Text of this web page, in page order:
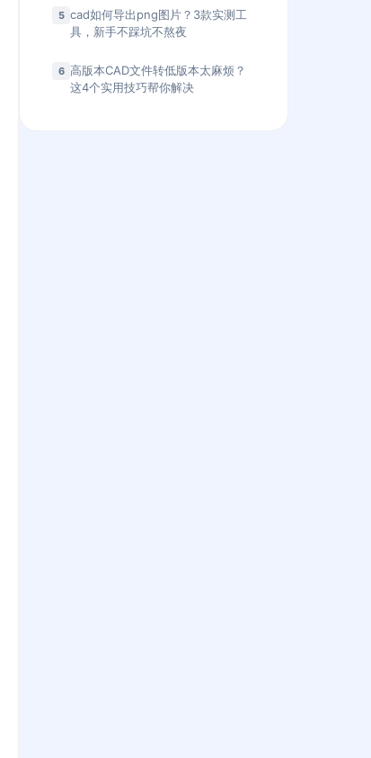
5 cad如何导出png图片？3款实测工
具，新手不踩坑不熬夜
6 高版本CAD文件转低版本太麻烦？
这4个实用技巧帮你解决